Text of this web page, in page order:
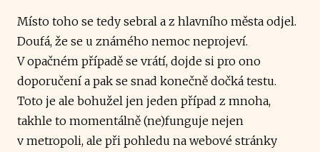
Místo toho se tedy sebral a z hlavního města odjel.
Doufá, že se u známého nemoc neprojeví.
V opačném případě se vrátí, dojde si pro ono
doporučení a pak se snad konečně dočká testu.
Toto je ale bohužel jen jeden případ z mnoha,
takhle to momentálně (ne)funguje nejen
v metropoli, ale při pohledu na webové stránky